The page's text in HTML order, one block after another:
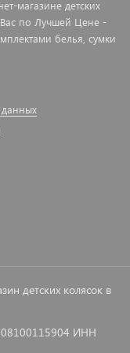
магазине детских
по Лучшей Цене -
белья, сумки
детских колясок в
ИНН